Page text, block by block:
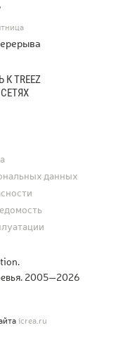
TREEZ
2005—2026
данных
icrea.ru